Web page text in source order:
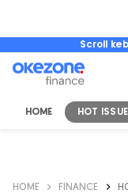
Scroll
HOME HOT ISSUE
HOME FINANCE